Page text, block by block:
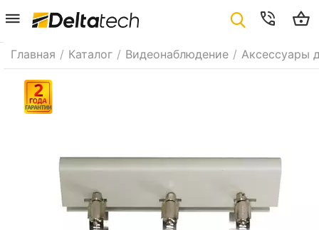
Главная / Каталог / Видеонаблюдение / Аксессуары